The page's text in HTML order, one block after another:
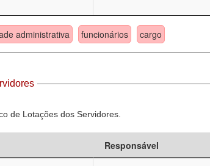
administrativa funcionários cargo
de Lotações dos Servidores.
Responsável